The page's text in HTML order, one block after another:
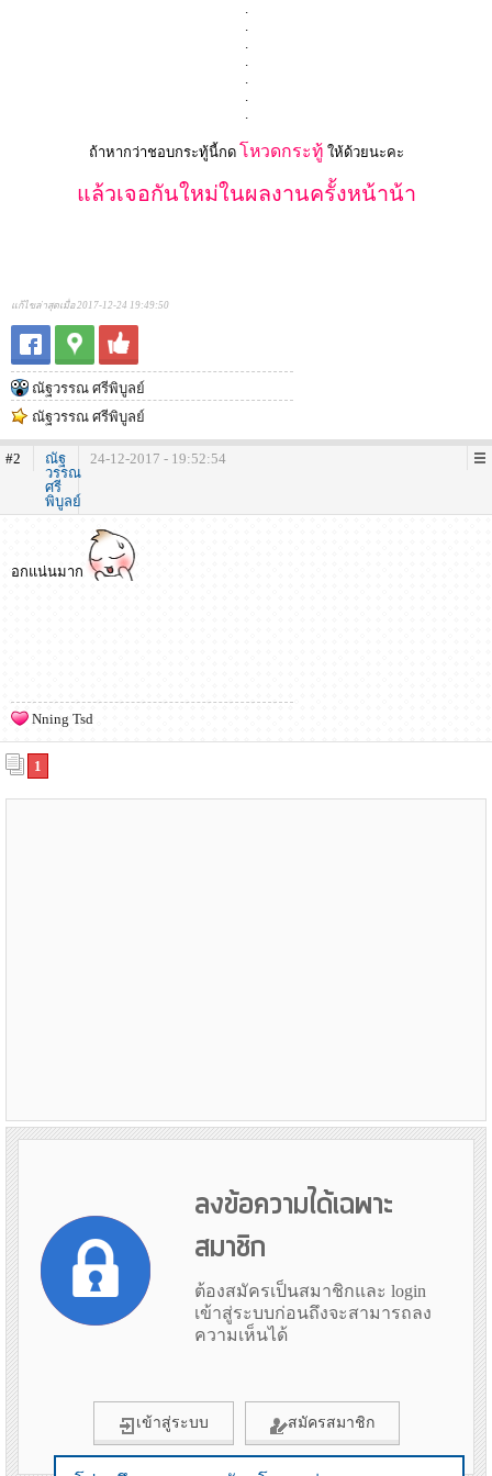
.
.
.
.
.
.
.
ถ้าหากว่าชอบกระทู้นี้กด โหวดกระทู้ ให้ด้วยนะคะ
แล้วเจอกันใหม่ในผลงานครั้งหน้าน้า
แก้ไขล่าสุดเมื่อ 2017-12-24 19:49:50
ณัฐวรรณ ศรีพิบูลย์
ณัฐวรรณ ศรีพิบูลย์
#2
ณัฐ
วรรณ
ศรี
พิบูลย์
24-12-2017 - 19:52:54
อกแน่นมาก
Nning Tsd
1
ลงข้อความได้เฉพาะ
สมาชิก
ต้องสมัครเป็นสมาชิกและ login
เข้าสู่ระบบก่อนถึงจะสามารถลง
ความเห็นได้
เข้าสู่ระบบ สมัครสมาชิก